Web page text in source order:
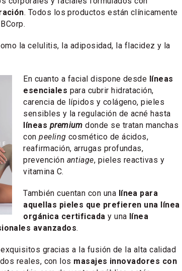
. Todos los productos están clínicamente
la celulitis, la adiposidad, la flacidez y la
En cuanto a facial dispone desde líneas
esenciales para cubrir hidratación,
carencia de lípidos y colágeno, pieles
sensibles y la regulación de acné hasta
líneas premium donde se tratan manchas
conpeeling cosmético de ácidos,
reafirmación, arrugas profundas,
prevención antiage, pieles reactivas y
vitamina C.
También cuentan con una línea para
aquellas pieles que prefieren una línea
orgánica certificada y una línea
avanzados.
gracias a la fusión de la alta calidad
reales, con los masajes innovadores con